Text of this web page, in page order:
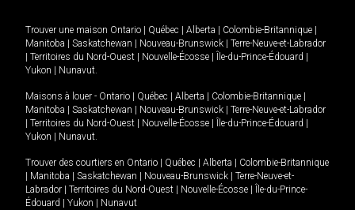
Trouver une maison Ontario Québec Alberta Colombie-Britannique
Manitoba
Saskatchewan Nouveau-Brunswick
Terre-Neuve-et-Labrador
Territoires du Nord-Ouest Nouvelle-Écosse Île-du-Prince-Édouard
Yukon
Nunavut.
Maisons à louer - Ontario Québec Alberta Colombie-Britannique
Manitoba
Saskatchewan Nouveau-Brunswick
Terre-Neuve-et-Labrador
Territoires du Nord-Ouest Nouvelle-Écosse Île-du-Prince-Édouard
Yukon
Nunavut.
Trouver des courtiers en Ontario Québec Alberta
Colombie-Britannique
Manitoba Saskatchewan Nouveau-Brunswick
Terre-Neuve-et-
Labrador
Territoires du Nord-Ouest Nouvelle-Écosse
Île-du-Prince-
Édouard
Yukon Nunavut